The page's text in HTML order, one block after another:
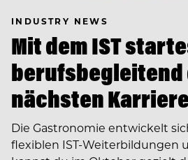
INDUSTRY NEWS
Mit dem IST
berufsbegleitend
nächsten
Die Gastronomie entwickelt
flexiblen IST-Weiterbildungen